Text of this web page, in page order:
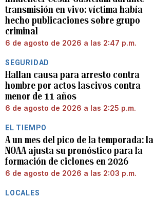
transmisión en vivo: víctima había
hecho publicaciones sobre grupo
criminal
6 de agosto de 2026 a las 2:47 p.m.
SEGURIDAD
Hallan causa para arresto contra
hombre por actos lascivos contra
menor de 11 años
6 de agosto de 2026 a las 2:25 p.m.
EL TIEMPO
A un mes del pico de la temporada: la
NOAA ajusta su pronóstico para la
formación de ciclones en 2026
6 de agosto de 2026 a las 2:03 p.m.
LOCALES